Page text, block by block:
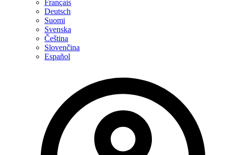
Français
Deutsch
Suomi
Svenska
Čeština
Slovenčina
Español